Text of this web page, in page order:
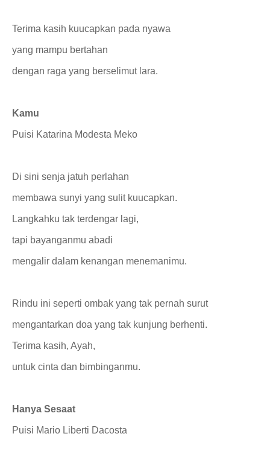
Terima kasih kuucapkan pada nyawa
yang mampu bertahan
dengan raga yang berselimut lara.
Kamu
Puisi Katarina Modesta Meko
Di sini senja jatuh perlahan
membawa sunyi yang sulit kuucapkan.
Langkahku tak terdengar lagi,
tapi bayanganmu abadi
mengalir dalam kenangan menemanimu.
Rindu ini seperti ombak yang tak pernah surut
mengantarkan doa yang tak kunjung berhenti.
Terima kasih, Ayah,
untuk cinta dan bimbinganmu.
Hanya Sesaat
Puisi Mario Liberti Dacosta